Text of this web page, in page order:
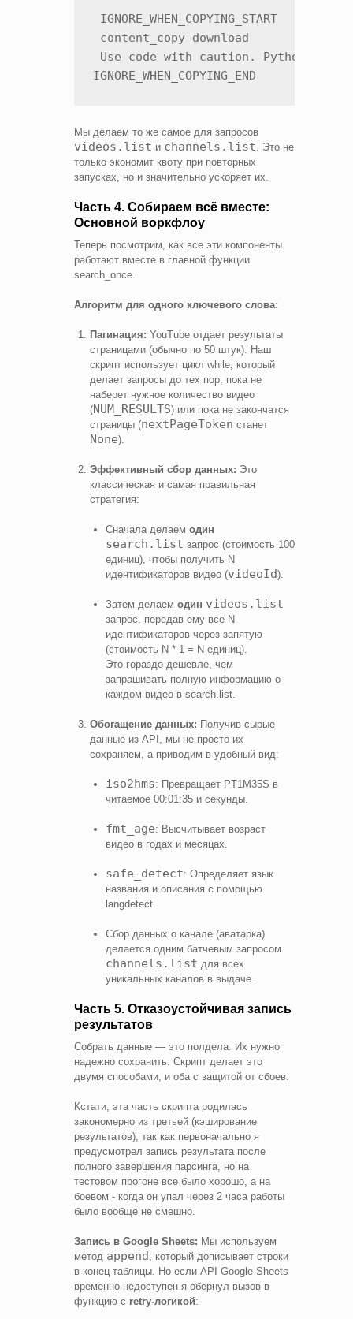
IGNORE_WHEN_COPYING_START
content_copy download
Use code with caution. Python
IGNORE_WHEN_COPYING_END
Мы делаем то же самое для запросов
videos.list и channels.list . Это не
только экономит квоту при повторных
запусках, но и значительно ускоряет их.
Часть 4. Собираем всё вместе:
Основной воркфлоу
Теперь посмотрим, как все эти компоненты
работают вместе в главной функции
search_once.
Алгоритм для одного ключевого слова:
Пагинация: YouTube отдает результаты
страницами (обычно по 50 штук). Наш
скрипт использует цикл while, который
делает запросы до тех пор, пока не
наберет нужное количество видео
(NUM_RESULTS) или пока не закончатся
страницы (nextPageToken станет
None).
Эффективный сбор данных: Это
классическая и самая правильная
стратегия:
Сначала делаем один
search.list запрос (стоимость 100
единиц), чтобы получить N
идентификаторов видео (videoId).
Затем делаем один videos.list
запрос, передав ему все N
идентификаторов через запятую
(стоимость N * 1 = N единиц).
Это гораздо дешевле, чем
запрашивать полную информацию о
каждом видео в search.list.
Обогащение данных: Получив сырые
данные из API, мы не просто их
сохраняем, а приводим в удобный вид:
iso2hms: Превращает PT1M35S в
читаемое 00:01:35 и секунды.
fmt_age: Высчитывает возраст
видео в годах и месяцах.
safe_detect: Определяет язык
названия и описания с помощью
langdetect.
Сбор данных о канале (аватарка)
делается одним батчевым запросом
channels.list для всех
уникальных каналов в выдаче.
Часть 5. Отказоустойчивая запись
результатов
Собрать данные — это полдела. Их нужно
надежно сохранить. Скрипт делает это
двумя способами, и оба с защитой от сбоев.
Кстати, эта часть скрипта родилась
закономерно из третьей (кэширование
результатов), так как первоначально я
предусмотрел запись результата после
полного завершения парсинга, но на
тестовом прогоне все было хорошо, а на
боевом - когда он упал через 2 часа работы
было вообще не смешно.
Запись в Google Sheets: Мы используем
метод append , который дописывает строки
в конец таблицы. Но если API Google Sheets
временно недоступен я обернул вызов в
функцию с retry-логикой: